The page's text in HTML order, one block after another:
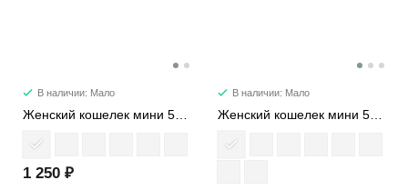
В наличии: Мало
1 250 ₽
В наличии: Мало